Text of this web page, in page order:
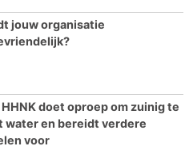
jouw organisatie
doet oproep om zuinig te
water en bereidt verdere
voor